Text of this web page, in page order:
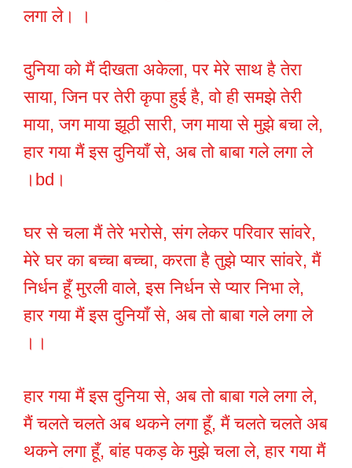
लगा ले। ।
दुनिया को मैं दीखता अकेला, पर मेरे साथ है तेरा
साया, जिन पर तेरी कृपा हुई है, वो ही समझे तेरी
माया, जग माया झूठी सारी, जग माया से मुझे बचा ले,
हार गया मैं इस दुनियाँ से, अब तो बाबा गले लगा ले
।bd।
घर से चला मैं तेरे भरोसे, संग लेकर परिवार सांवरे,
मेरे घर का बच्चा बच्चा, करता है तुझे प्यार सांवरे, मैं
निर्धन हूँ मुरली वाले, इस निर्धन से प्यार निभा ले,
हार गया मैं इस दुनियाँ से, अब तो बाबा गले लगा ले
।।
हार गया मैं इस दुनिया से, अब तो बाबा गले लगा ले,
मैं चलते चलते अब थकने लगा हूँ, मैं चलते चलते अब
थकने लगा हूँ, बांह पकड़ के मुझे चला ले, हार गया मैं